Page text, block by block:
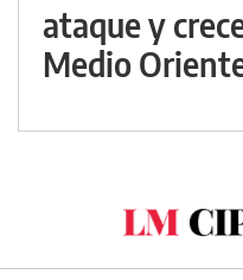
ataque y
Medio